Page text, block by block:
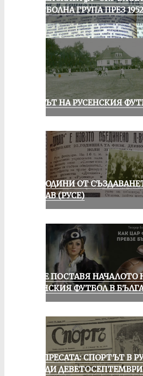
ФУТБОЛНА ГРУПА ПРЕЗ
ВЕКЪТ НА РУСЕНСКИЯ
70 ГОДИНИ ОТ
ДУНАВ (РУСЕ)
РУСЕ ПОСТАВЯ НАЧАЛОТО
ЖЕНСКИЯ ФУТБОЛ В
ОТ ПРЕСАТА: СПОРТЪТ В
ПРЕДИ